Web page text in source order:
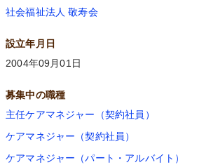
社会福祉法人 敬寿会
設立年月日
2004年09月01日
募集中の職種
主任ケアマネジャー（契約社員）
ケアマネジャー（契約社員）
ケアマネジャー（パート・アルバイト）